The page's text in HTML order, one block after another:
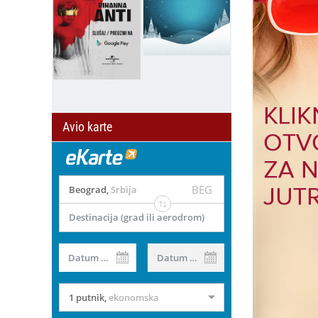
Avio karte
Beograd, Srbija BEG
Destinacija (grad ili aerodrom)
Datum od Datum do
1 putnik,ekonomska